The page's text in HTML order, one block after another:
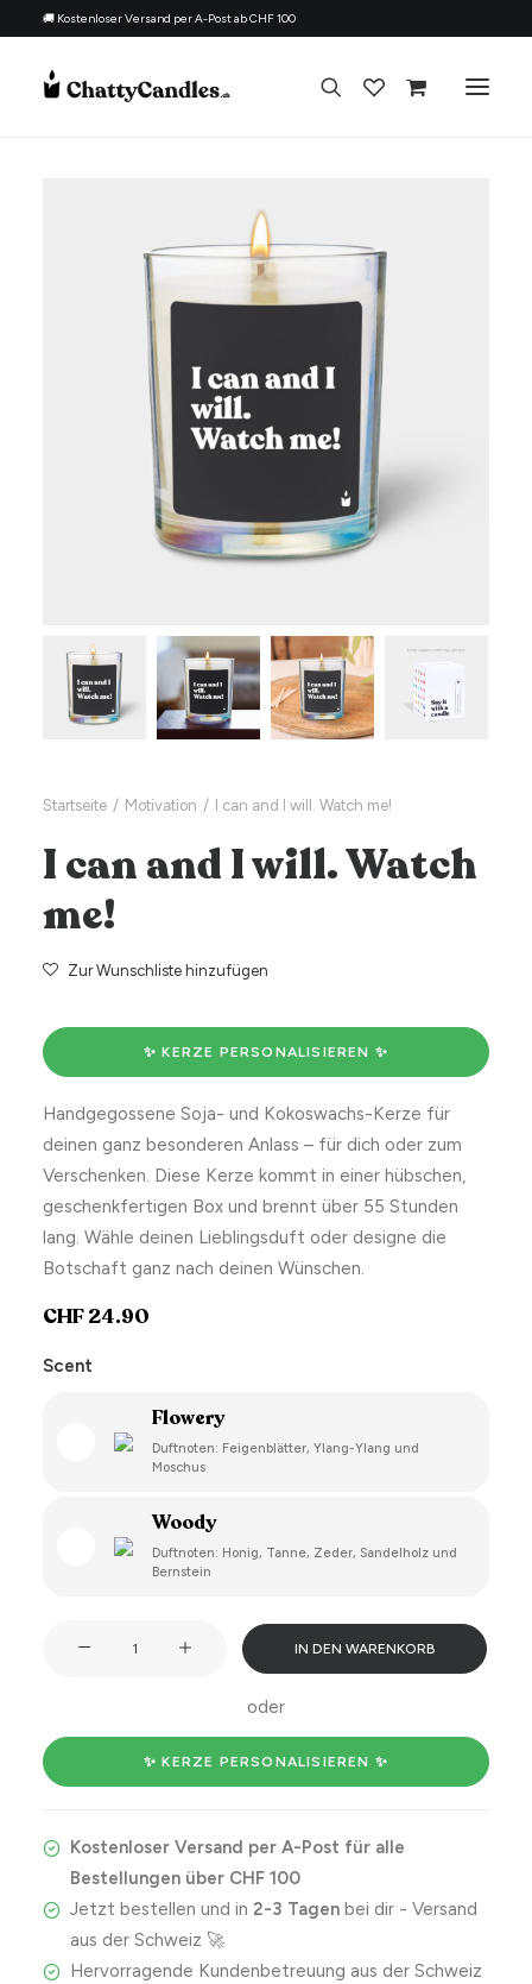
🚚 Kostenloser Versand per A-Post ab CHF 100
Geschenk für
Startseite Motivation I can and I will. Watch me!
I can and I will. Watch
me!
Zur Wunschliste hinzufügen
✨ KERZE PERSONALISIEREN ✨
Handgegossene Soja- und Kokoswachs-Kerze für
deinen ganz besonderen Anlass – für dich oder zum
Verschenken. Diese Kerze kommt in einer hübschen,
geschenkfertigen Box und brennt über 55 Stunden
lang. Wähle deinen Lieblingsduft oder designe die
Botschaft ganz nach deinen Wünschen.
CHF24.90
Scent
Flowery
Duftnoten: Feigenblätter, Ylang-Ylang und
Moschus
Woody
Duftnoten: Honig, Tanne, Zeder, Sandelholz und
Bernstein
will.
Watch
Menge
IN DEN WARENKORB
oder
✨ KERZE PERSONALISIEREN ✨
Kostenloser Versand per A-Post für alle
Bestellungen über CHF 100
Jetzt bestellen und in 2-3 Tagenbei dir - Versand
aus der Schweiz 🚀
Hervorragende Kundenbetreuung aus der Schweiz